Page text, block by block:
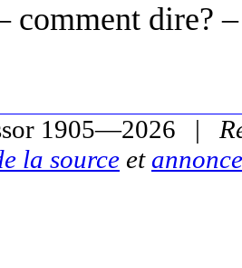
comment dire?
1905—2026 |
la source et